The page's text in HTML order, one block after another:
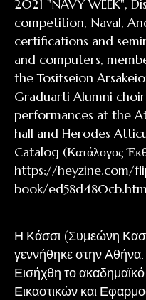
Η Κάσσι (Συμεώνη
γεννήθηκε στην Αθήνα.
Εισήχθη το
Εικαστικών και